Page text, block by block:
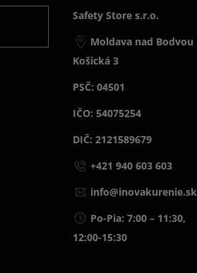
Safety Store s.r.o.
Moldava nad Bodvou
Košická 3
PSČ: 04501
IČO: 54075254
DIČ: 2121589679
+421 940 603 603
info@inovakurenie.sk
Po-Pia: 7:00 – 11:30,
12:00-15:30